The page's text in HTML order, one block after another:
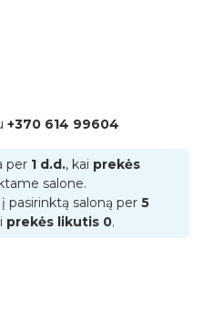
+370 614 99604
per 1 d.d., kai prekės
salone.
pasirinktą saloną per 5
prekės likutis 0.